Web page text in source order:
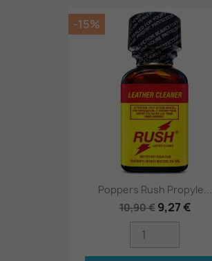
Poppers Rush Propyle...
10,90 € 9,27 €
-15%